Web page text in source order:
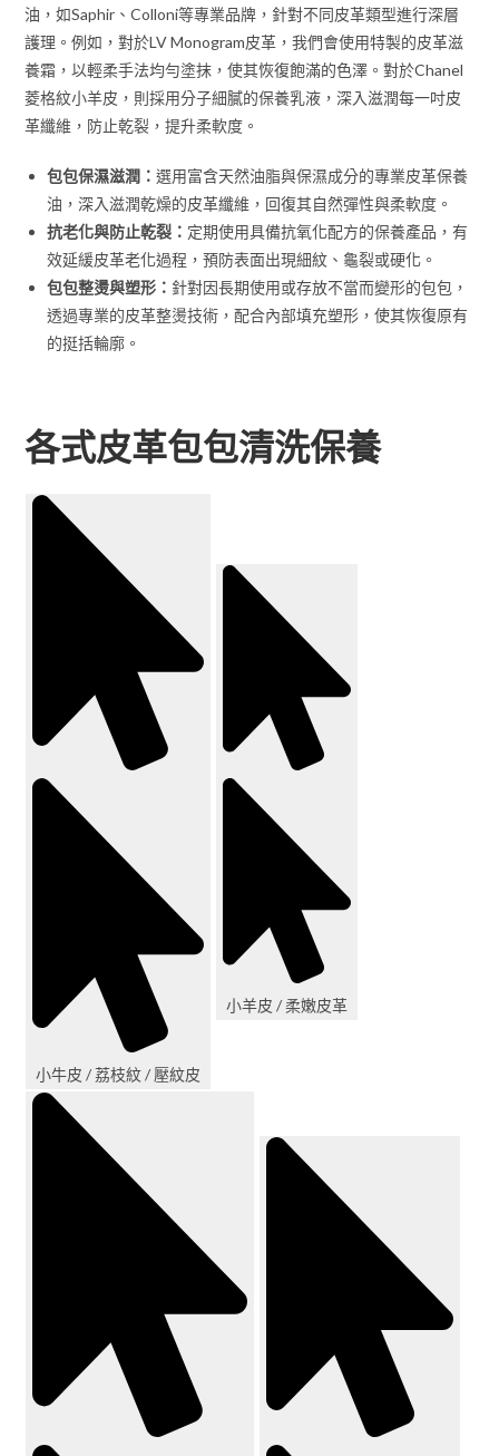
油，如Saphir、Colloni等專業品牌，針對不同皮革類型進行深層
護理。例如，對於LV Monogram皮革，我們會使用特製的皮革滋
養霜，以輕柔手法均勻塗抹，使其恢復飽滿的色澤。對於Chanel
菱格紋小羊皮，則採用分子細膩的保養乳液，深入滋潤每一吋皮
革纖維，防止乾裂，提升柔軟度。
包包保濕滋潤：選用富含天然油脂與保濕成分的專業皮革保養
油，深入滋潤乾燥的皮革纖維，回復其自然彈性與柔軟度。
抗老化與防止乾裂： 定期使用具備抗氧化配方的保養產品，有
效延緩皮革老化過程，預防表面出現細紋、龜裂或硬化。
包包整燙與塑形： 針對因長期使用或存放不當而變形的包包，
透過專業的皮革整燙技術，配合內部填充塑形，使其恢復原有
的挺括輪廓。
各式皮革包包清洗保養
小牛皮 / 荔枝紋 / 壓紋皮
小羊皮 / 柔嫩皮革